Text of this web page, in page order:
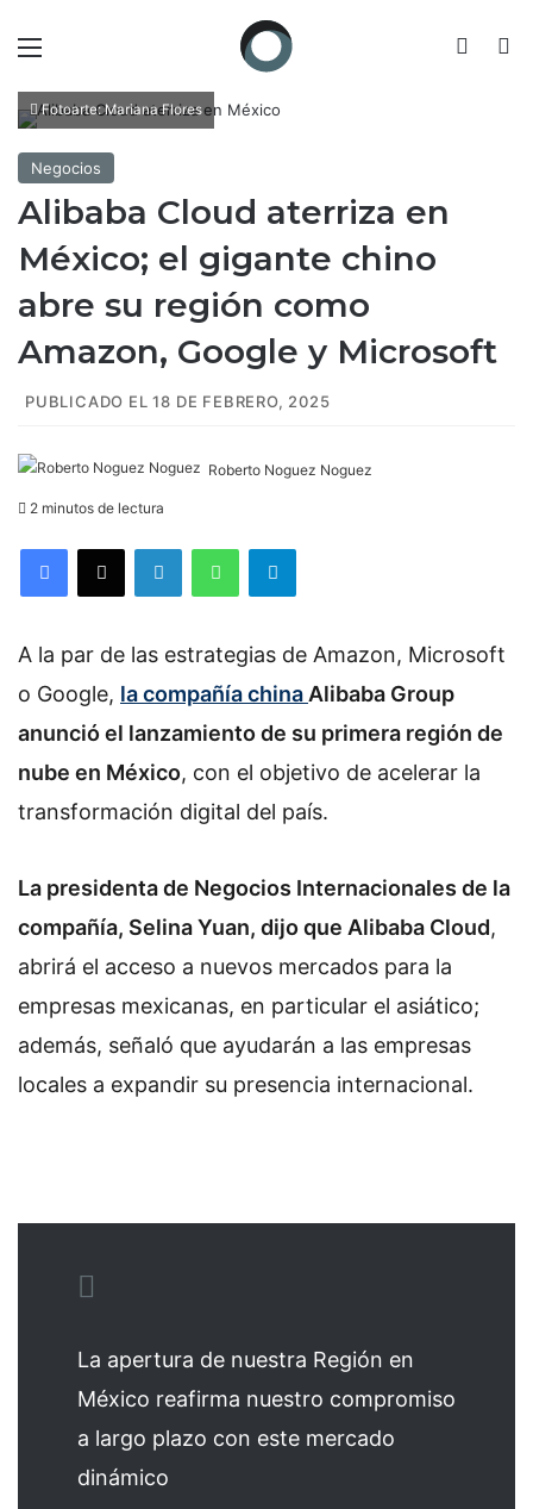
Fotoarte: Mariana Flores
Negocios
Alibaba Cloud aterriza en
México; el gigante chino
abre su región como
Amazon, Google y Microsoft
PUBLICADO EL 18 DE FEBRERO, 2025
Roberto Noguez Noguez
2 minutos de lectura
A la par de las estrategias de Amazon, Microsoft
o Google, la compañía china Alibaba Group
anunció el lanzamiento de su primera región de
nube en México, con el objetivo de acelerar la
transformación digital del país.
La presidenta de Negocios Internacionales de la
compañía, Selina Yuan, dijo que Alibaba Cloud,
abrirá el acceso a nuevos mercados para la
empresas mexicanas, en particular el asiático;
además, señaló que ayudarán a las empresas
locales a expandir su presencia internacional.
La apertura de nuestra Región en
México reafirma nuestro compromiso
a largo plazo con este mercado
dinámico